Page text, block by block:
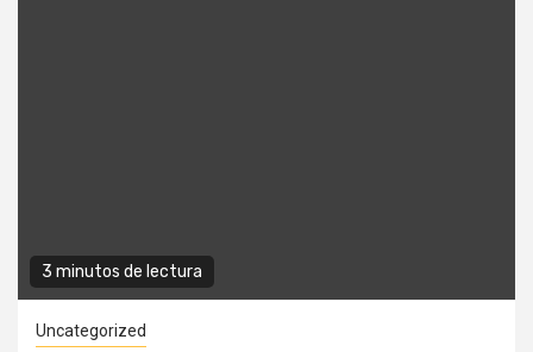
3 minutos de lectura
Uncategorized